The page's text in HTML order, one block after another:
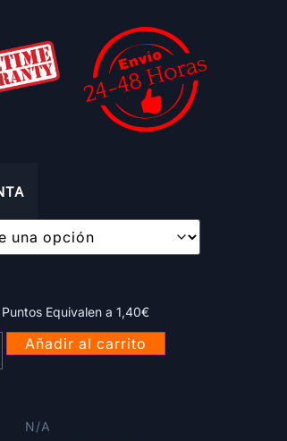
Equivalen a 1,40€
Añadir al carrito
N/A